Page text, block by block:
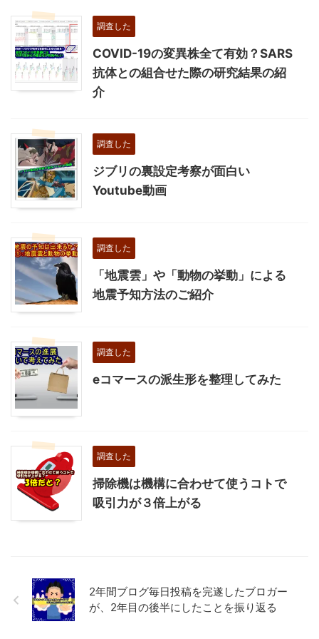
調査した
COVID-19の変異株全て有効？SARS
抗体との組合せた際の研究結果の紹
介
調査した
ジブリの裏設定考察が面白い
Youtube動画
調査した
「地震雲」や「動物の挙動」による
地震予知方法のご紹介
調査した
eコマースの派生形を整理してみた
調査した
掃除機は機構に合わせて使うコトで
吸引力が３倍上がる
2年間ブログ毎日投稿を完遂したブロガー
が、2年目の後半にしたことを振り返る